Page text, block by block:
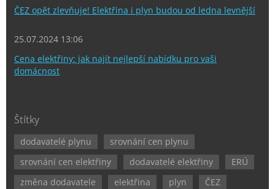
ČEZ opět zlevňuje! Elektřina i plyn budou od ledna levnější
25.07.2024 13:06
Cena elektřiny: jak najít nejlepší nabídku pro vaši
domácnost
Štítky
dodavatelé plynu
srovnání cen plynu
srovnání cen elektřiny
dodavatelé elektřiny
ERÚ
změna dodavatele
elektřina plyn
ČEZ